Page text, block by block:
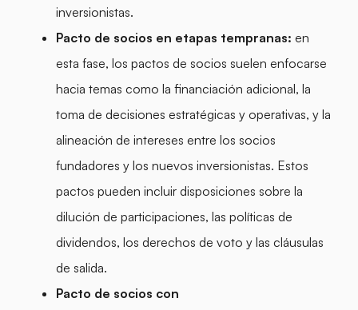
inversionistas.
Pacto de socios en etapas tempranas: en
esta fase, los pactos de socios suelen enfocarse
hacia temas como la financiación adicional, la
toma de decisiones estratégicas y operativas, y la
alineación de intereses entre los socios
fundadores y los nuevos inversionistas. Estos
pactos pueden incluir disposiciones sobre la
dilución de participaciones, las políticas de
dividendos, los derechos de voto y las cláusulas
de salida.
Pacto de socios con